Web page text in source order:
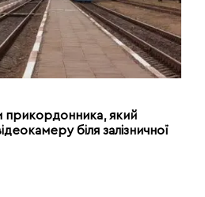
прикордонника, який
біля залізничної